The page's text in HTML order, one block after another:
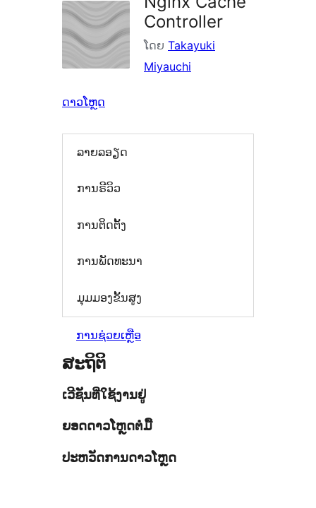
Controller
ໂດຍ Takayuki
Miyauchi
ດາວໂຫຼດ
ລາຍລອຽດ
ການຣີວິວ
ການຕິດຕັ້ງ
ການພັດທະນາ
ມຸມມອງຂັ້ນສູງ
ການຊ່ວຍເຫຼືອ
ສະຖິຕິ
ເວີຊັນທີ່ໃຊ້ງານຢູ່
ຍອດດາວໂຫຼດຕໍ່ມື້
ປະຫວັດການດາວໂຫຼດ